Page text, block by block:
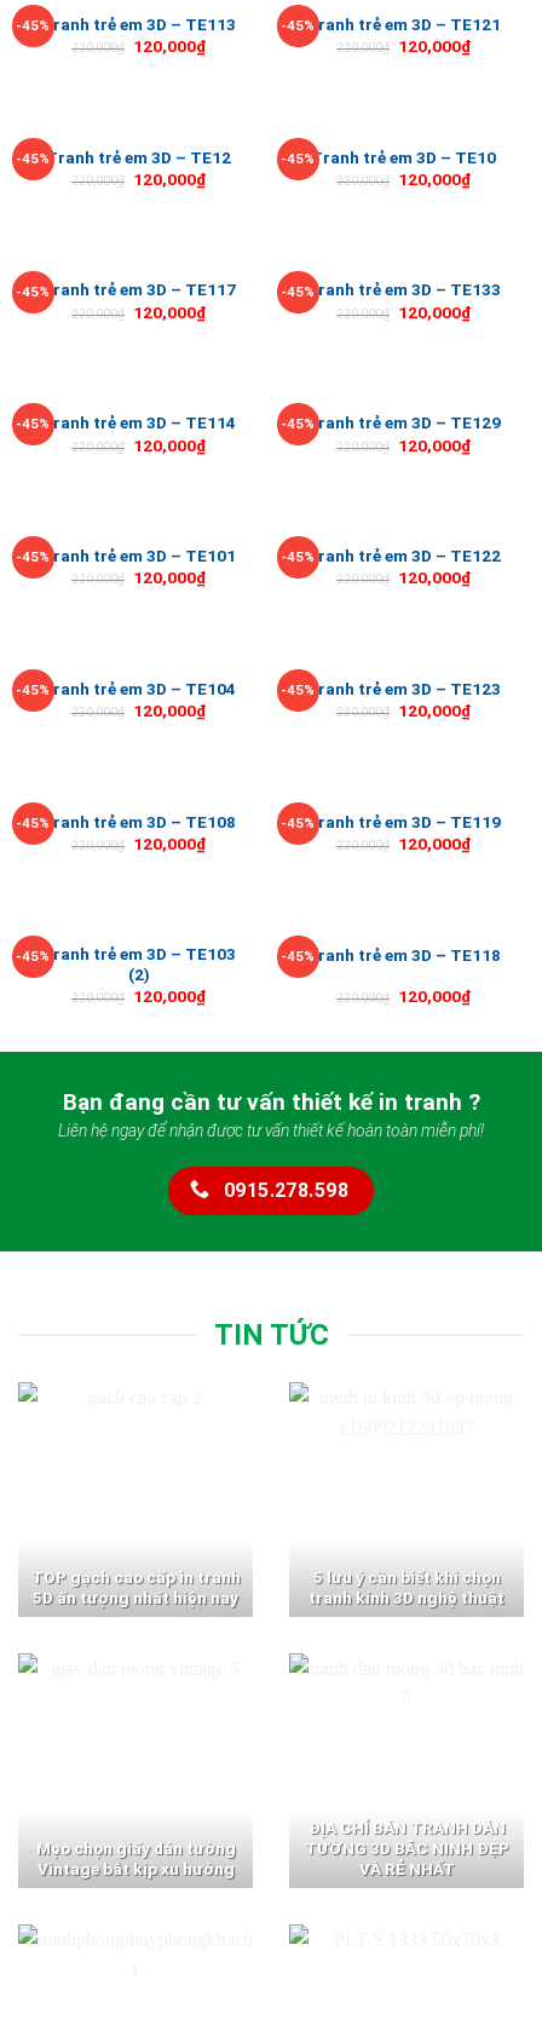
-45%Tranh trẻ em 3D – TE113
220,000₫ 120,000₫
-45%Tranh trẻ em 3D – TE121
220,000₫ 120,000₫
-45%Tranh trẻ em 3D – TE12
220,000₫ 120,000₫
-45%Tranh trẻ em 3D – TE10
220,000₫ 120,000₫
-45%Tranh trẻ em 3D – TE117
220,000₫ 120,000₫
-45%Tranh trẻ em 3D – TE133
220,000₫ 120,000₫
-45%Tranh trẻ em 3D – TE114
220,000₫ 120,000₫
-45%Tranh trẻ em 3D – TE129
220,000₫ 120,000₫
-45%Tranh trẻ em 3D – TE101
220,000₫ 120,000₫
-45%Tranh trẻ em 3D – TE122
220,000₫ 120,000₫
-45%Tranh trẻ em 3D – TE104
220,000₫ 120,000₫
-45%Tranh trẻ em 3D – TE123
220,000₫ 120,000₫
-45%Tranh trẻ em 3D – TE108
220,000₫ 120,000₫
-45%Tranh trẻ em 3D – TE119
220,000₫ 120,000₫
-45%Tranh trẻ em 3D – TE103
(2)
220,000₫ 120,000₫
-45%Tranh trẻ em 3D – TE118
220,000₫ 120,000₫
Bạn đang cần tư vấn thiết kế in tranh ?
Liên hệ ngay để nhận được tư vấn thiết kế hoàn toàn miễn phí!
0915.278.598
TIN TỨC
TOP gạch cao cấp in tranh
5D ấn tượng nhất hiện nay
5 lưu ý cần biết khi chọn
tranh kính 3D nghệ thuật
Mẹo chọn giấy dán tường
Vintage bắt kịp xu hướng
ĐỊA CHỈ BÁN TRANH DÁN
TƯỜNG 3D BẮC NINH ĐẸP
VÀ RẺ NHẤT